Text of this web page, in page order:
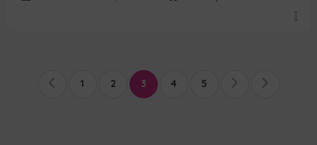
1 2 3 4 5